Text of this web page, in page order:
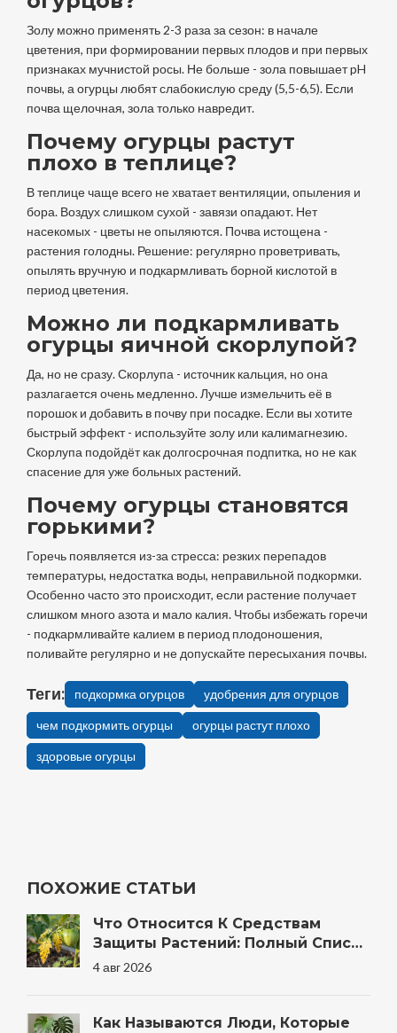
Золу можно применять 2-3 раза за сезон: в начале
цветения, при формировании первых плодов и при первых
признаках мучнистой росы. Не больше - зола повышает pH
почвы, а огурцы любят слабокислую среду (5,5-6,5). Если
почва щелочная, зола только навредит.
Почему огурцы растут
плохо в теплице?
В теплице чаще всего не хватает вентиляции, опыления и
бора. Воздух слишком сухой - завязи опадают. Нет
насекомых - цветы не опыляются. Почва истощена -
растения голодны. Решение: регулярно проветривать,
опылять вручную и подкармливать борной кислотой в
период цветения.
Можно ли подкармливать
огурцы яичной скорлупой?
Да, но не сразу. Скорлупа - источник кальция, но она
разлагается очень медленно. Лучше измельчить её в
порошок и добавить в почву при посадке. Если вы хотите
быстрый эффект - используйте золу или калимагнезию.
Скорлупа подойдёт как долгосрочная подпитка, но не как
спасение для уже больных растений.
Почему огурцы становятся
горькими?
Горечь появляется из-за стресса: резких перепадов
температуры, недостатка воды, неправильной подкормки.
Особенно часто это происходит, если растение получает
слишком много азота и мало калия. Чтобы избежать горечи
- подкармливайте калием в период плодоношения,
поливайте регулярно и не допускайте пересыхания почвы.
Теги: подкормка огурцов удобрения для огурцов
чем подкормить огурцы огурцы растут плохо
здоровые огурцы
ПОХОЖИЕ СТАТЬИ
Что Относится К Средствам
Защиты Растений: Полный Список
Препаратов И Методов Для Сада
4 авг 2026
Как Называются Люди, Которые